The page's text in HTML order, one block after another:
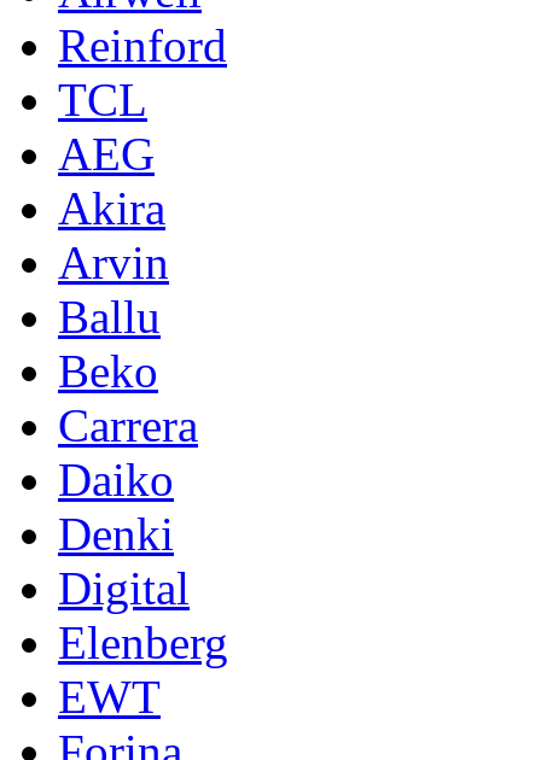
Reinford
TCL
AEG
Akira
Arvin
Ballu
Beko
Carrera
Daiko
Denki
Digital
Elenberg
EWT